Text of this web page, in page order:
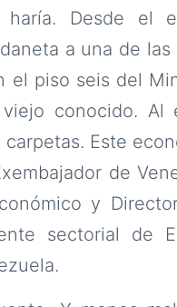
Desde el
a una de
piso seis del
conocido. Al
Este
de
y
sectorial de